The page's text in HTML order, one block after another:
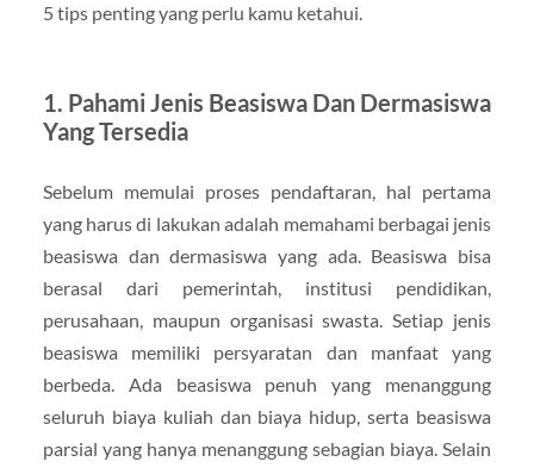
5 tips penting yang perlu kamu ketahui.
1. Pahami Jenis Beasiswa Dan Dermasiswa
Yang Tersedia
Sebelum memulai proses pendaftaran, hal pertama
yang harus di lakukan adalah memahami berbagai jenis
beasiswa dan dermasiswa yang ada. Beasiswa bisa
berasal dari pemerintah, institusi pendidikan,
perusahaan, maupun organisasi swasta. Setiap jenis
beasiswa memiliki persyaratan dan manfaat yang
berbeda. Ada beasiswa penuh yang menanggung
seluruh biaya kuliah dan biaya hidup, serta beasiswa
parsial yang hanya menanggung sebagian biaya. Selain